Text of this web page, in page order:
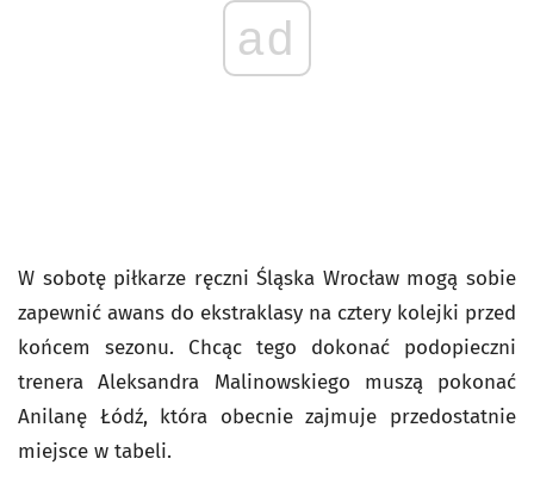
ad
W sobotę piłkarze ręczni Śląska Wrocław mogą sobie
zapewnić awans do ekstraklasy na cztery kolejki przed
końcem sezonu. Chcąc tego dokonać podopieczni
trenera Aleksandra Malinowskiego muszą pokonać
Anilanę Łódź, która obecnie zajmuje przedostatnie
miejsce w tabeli.